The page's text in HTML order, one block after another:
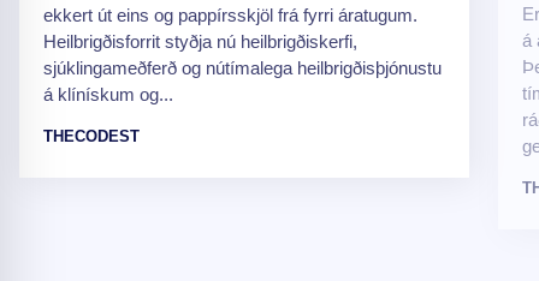
ekkert út eins og pappírsskjöl frá fyrri áratugum.
Heilbrigðisforrit styðja nú heilbrigðiskerfi,
sjúklingameðferð og nútímalega heilbrigðisþjónustu
á klínískum og...
THECODEST
á